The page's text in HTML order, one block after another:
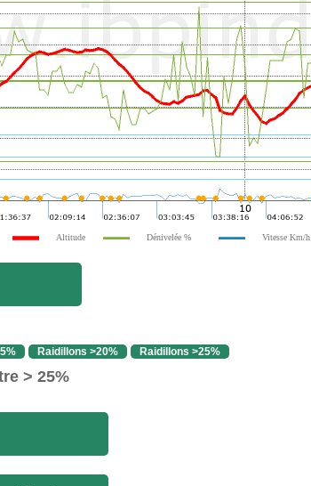
Altitude Dénivelée % Vitesse Km/h
Raidillons >20% Raidillons >25%
> 25%